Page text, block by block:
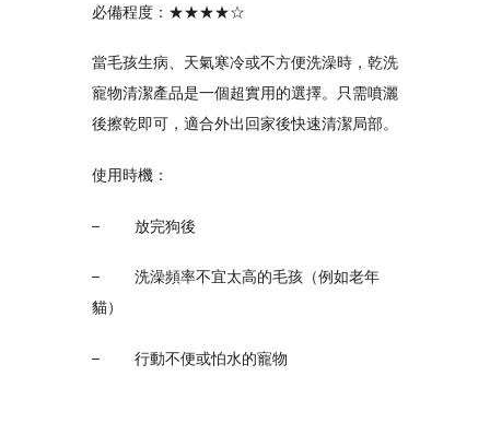
必備程度：★★★★☆
當毛孩生病、天氣寒冷或不方便洗澡時，乾洗
寵物清潔產品是一個超實用的選擇。只需噴灑
後擦乾即可，適合外出回家後快速清潔局部。
使用時機：
– 放完狗後
–
洗澡頻率不宜太高的毛孩（例如老年
貓）
– 行動不便或怕水的寵物